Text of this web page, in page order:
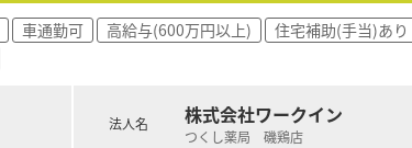
車通勤可 高給与(600万円以上) 住宅補助(手当)あり
法人名 株式会社ワークイン
つくし薬局 磯鶏店